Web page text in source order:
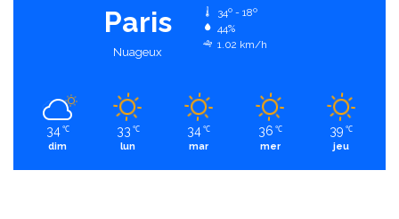
Paris
Nuageux
34º - 18º
44%
1.02 km/h
34 ℃
dim
33 ℃
lun
34 ℃
mar
36 ℃
mer
39 ℃
jeu